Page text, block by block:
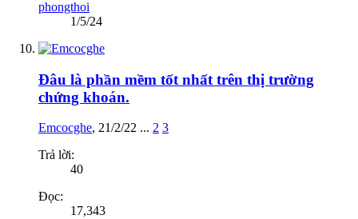
phongthoi
1/5/24
Đâu là phần mềm tốt nhất trên thị trường
chứng khoán.
Emcocghe, 21/2/22 ... 2 3
Trả lời:
40
Đọc:
17,343